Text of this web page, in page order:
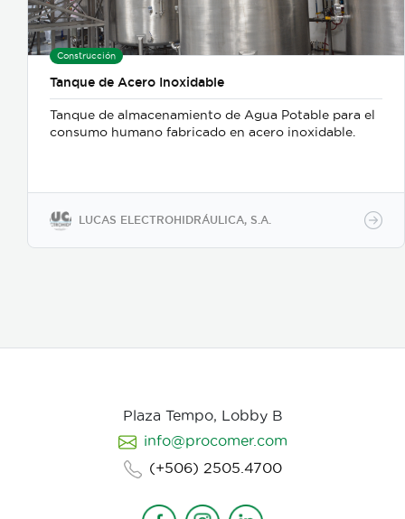
Construcción
Tanque de Acero Inoxidable
Tanque de almacenamiento de Agua Potable para el
consumo humano fabricado en acero inoxidable.
LUCAS ELECTROHIDRÁULICA, S.A.
Plaza Tempo, Lobby B
info@procomer.com
(+506) 2505.4700